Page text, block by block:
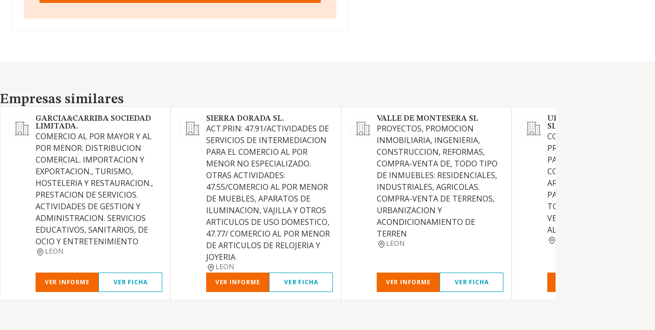
Empresas similares
Empresas similares
GARCIA&CARRIBA SOCIEDAD
LIMITADA.
COMERCIO AL POR MAYOR Y AL
POR MENOR. DISTRIBUCION
COMERCIAL. IMPORTACION Y
EXPORTACION., TURISMO,
HOSTELERIA Y RESTAURACION.,
PRESTACION DE SERVICIOS.
ACTIVIDADES DE GESTION Y
ADMINISTRACION. SERVICIOS
EDUCATIVOS, SANITARIOS, DE
OCIO Y ENTRETENIMIENTO
LEON
VER INFORME VER FICHA
SIERRA DORADA SL.
ACT.PRIN: 47.91/ACTIVIDADES DE
SERVICIOS DE INTERMEDIACION
PARA EL COMERCIO AL POR
MENOR NO ESPECIALIZADO.
OTRAS ACTIVIDADES:
47.55/COMERCIO AL POR MENOR
DE MUEBLES, APARATOS DE
ILUMINACION, VAJILLA Y OTROS
ARTICULOS DE USO DOMESTICO,
47.77/ COMERCIO AL POR MENOR
DE ARTICULOS DE RELOJERIA Y
JOYERIA
LEON
VER INFORME VER FICHA
VALLE DE MONTESERA SL
PROYECTOS, PROMOCION
INMOBILIARIA, INGENIERIA,
CONSTRUCCION, REFORMAS,
COMPRA-VENTA DE, TODO TIPO
DE INMUEBLES: RESIDENCIALES,
INDUSTRIALES, AGRICOLAS.
COMPRA-VENTA DE TERRENOS,
URBANIZACION Y
ACONDICIONAMIENTO DE
TERREN
LEON
VER INFORME VER FICHA
URIA CONFECCION Y
SL (EXTINGUIDA)
COMERCIO AL POR MENOR
PRODUCTOS TEXTILES
PARA EL VESTIDO Y TOCADO
CONFECCIONES PARA EL
ARTICULOS DE MERCERIA Y
PAQUETERIA Y EN GENERAL
TODO TIPO DE PRODUCTOS
VENTA HABITUAL EN
ALMACENES.